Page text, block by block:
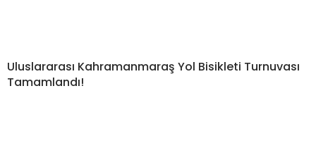
Uluslararası Kahramanmaraş Yol Bisikleti Turnuvası
Tamamlandı!